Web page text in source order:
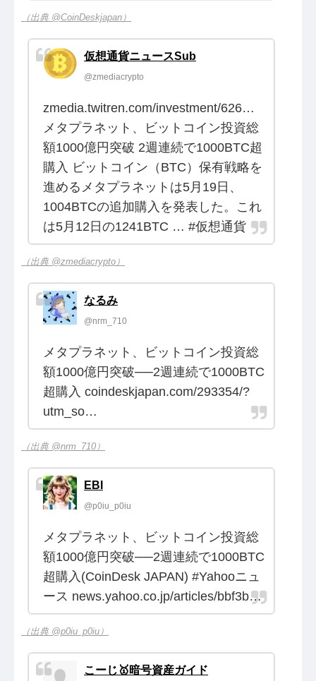
（出典 @CoinDeskjapan）
仮想通貨ニュースSub
@zmediacrypto
zmedia.twitren.com/investment/626…
メタプラネット、ビットコイン投資総
額1000億円突破 2週連続で1000BTC超
購入 ビットコイン（BTC）保有戦略を
進めるメタプラネットは5月19日、
1004BTCの追加購入を発表した。これ
は5月12日の1241BTC … #仮想通貨
（出典 @zmediacrypto）
なるみ
@nrm_710
メタプラネット、ビットコイン投資総
額1000億円突破──2週連続で1000BTC
超購入 coindeskjapan.com/293354/?
utm_so…
（出典 @nrm_710）
EBI
@p0iu_p0iu
メタプラネット、ビットコイン投資総
額1000億円突破──2週連続で1000BTC
超購入(CoinDesk JAPAN) #Yahooニュ
ース news.yahoo.co.jp/articles/bbf3b…
（出典 @p0iu_p0iu）
こーじ🥇暗号資産ガイド